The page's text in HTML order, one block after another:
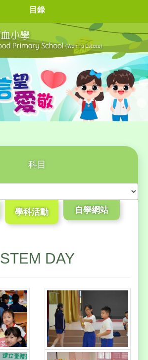
目錄
科目
學科活動 自學網站
STEM DAY